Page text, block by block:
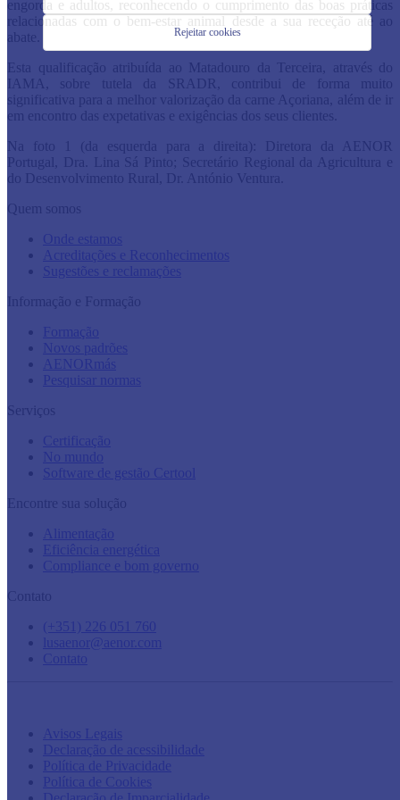
Rejeitar cookies
engorda e adultos, reconhecendo o cumprimento das boas práticas
relacionadas com o bem-estar animal desde a sua receção até ao
abate.
Esta qualificação atribuída ao Matadouro da Terceira, através do
IAMA, sobre tutela da SRADR, contribui de forma muito
significativa para a melhor valorização da carne Açoriana, além de ir
em encontro das expetativas e exigências dos seus clientes.
Na foto 1 (da esquerda para a direita): Diretora da AENOR
Portugal, Dra. Lina Sá Pinto; Secretário Regional da Agricultura e
do Desenvolvimento Rural, Dr. António Ventura.
Quem somos
Onde estamos
Acreditações e Reconhecimentos
Sugestões e reclamações
Informação e Formação
Formação
Novos padrões
AENORmás
Pesquisar normas
Serviços
Certificação
No mundo
Software de gestão Certool
Encontre sua solução
Alimentação
Eficiência energética
Compliance e bom governo
Contato
(+351) 226 051 760
lusaenor@aenor.com
Contato
Avisos Legais
Declaração de acessibilidade
Política de Privacidade
Política de Cookies